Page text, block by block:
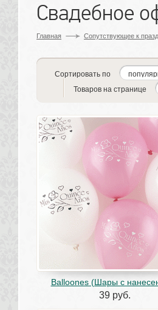
Свадебное
Главная Сопутствующее к
Сортировать по
Товаров на странице
Balloones (Шары с
39 руб.